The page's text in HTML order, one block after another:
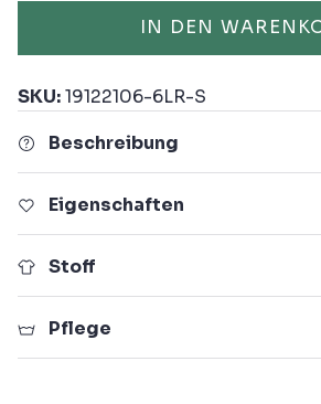
IN DEN
SKU:19122106-6LR-S
Beschreibung
Eigenschaften
Stoff
Pflege